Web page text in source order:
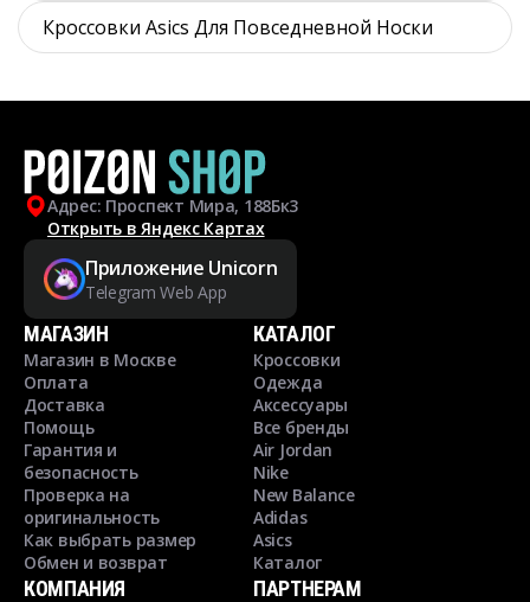
Кроссовки Asics Для Повседневной Носки
Адрес: Проспект Мира, 188Бк3
Открыть в Яндекс Картах
Приложение Unicorn
Telegram Web App
МАГАЗИН
Магазин в Москве
Оплата
Доставка
Помощь
Гарантия и
безопасность
Проверка на
оригинальность
Как выбрать размер
Обмен и возврат
КАТАЛОГ
Кроссовки
Одежда
Аксессуары
Все бренды
Air Jordan
Nike
New Balance
Adidas
Asics
Каталог
КОМПАНИЯ ПАРТНЕРАМ